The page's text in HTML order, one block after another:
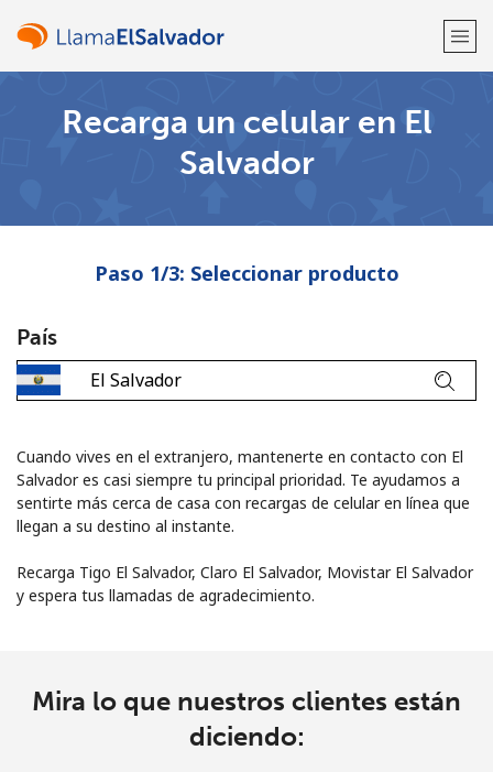
¡Bienvenido!
Mínimo 8 caracteres
Una letra mayúscula y una minúscula
Recarga un celular en El
Salvador
Paso 1/3: Seleccionar producto
País
Cuando vives en el extranjero, mantenerte en contacto con El
Salvador es casi siempre tu principal prioridad. Te ayudamos a
sentirte más cerca de casa con recargas de celular en línea que
llegan a su destino al instante.
Recarga Tigo El Salvador, Claro El Salvador, Movistar El Salvador
y espera tus llamadas de agradecimiento.
Mira lo que nuestros clientes están
diciendo: